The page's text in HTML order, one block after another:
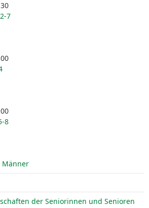
7
8
Männer
der Seniorinnen und Senioren